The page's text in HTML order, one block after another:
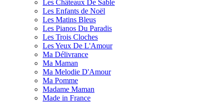
Les Châteaux De Sable
Les Enfants de Noël
Les Matins Bleus
Les Pianos Du Paradis
Les Trois Cloches
Les Yeux De L'Amour
Ma Délivrance
Ma Maman
Ma Melodie D'Amour
Ma Pomme
Madame Maman
Made in France